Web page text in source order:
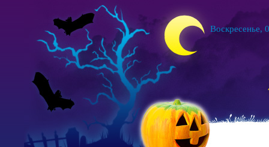
Воскресенье,